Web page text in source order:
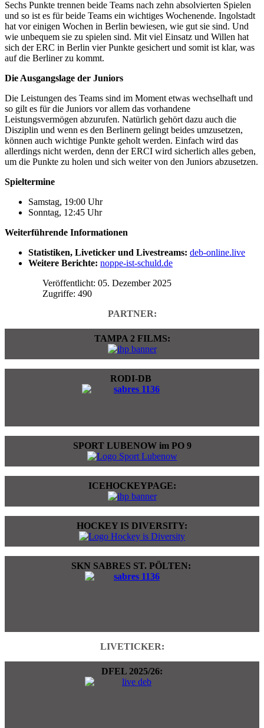
Sechs Punkte trennen beide Teams nach zehn absolvierten Spielen
und so ist es für beide Teams ein wichtiges Wochenende. Ingolstadt
hat vor einigen Wochen in Berlin bewiesen, wie gut sie sind. Und
wie unbequem sie zu spielen sind. Mit viel Einsatz und Willen hat
sich der ERC in Berlin vier Punkte gesichert und somit ist klar, was
auf die Berliner zu kommt.
Die Ausgangslage der Juniors
Die Leistungen des Teams sind im Moment etwas wechselhaft und
so gilt es für die Juniors vor allem das vorhandene
Leistungsvermögen abzurufen. Natürlich gehört dazu auch die
Disziplin und wenn es den Berlinern gelingt beides umzusetzen,
können auch wichtige Punkte geholt werden. Einfach wird das
allerdings nicht werden, denn der ERCI wird sicherlich alles geben,
um die Punkte zu holen und sich weiter von den Juniors abzusetzen.
Spieltermine
Samstag, 19:00 Uhr
Sonntag, 12:45 Uhr
Weiterführende Informationen
Statistiken, Liveticker und Livestreams: deb-online.live
Weitere Berichte: noppe-ist-schuld.de
Veröffentlicht: 05. Dezember 2025
Zugriffe: 490
PARTNER:
TAMPA 2 FILMS:
RODI-DB
SPORT LUBENOW im PO 9
ICEHOCKEYPAGE:
HOCKEY IS DIVERSITY:
SKN SABRES ST. PÖLTEN:
LIVETICKER:
DFEL 2025/26: